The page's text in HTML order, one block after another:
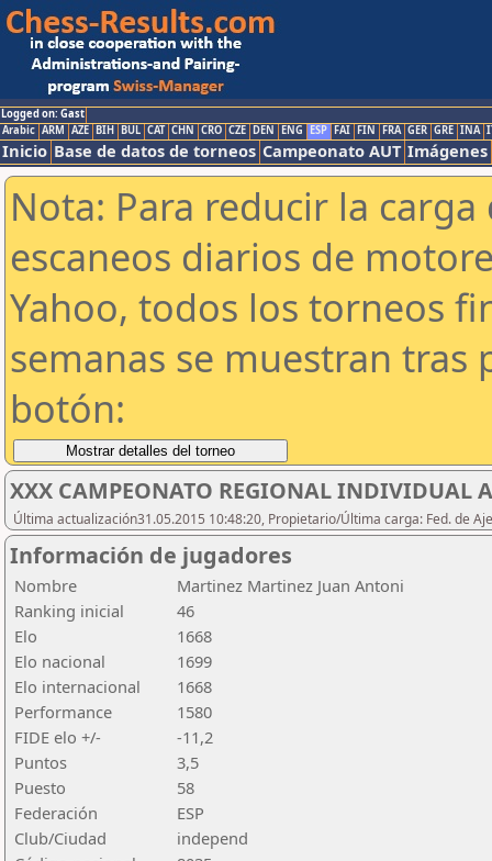
Logged on: Gast
Arabic ARM AZE BIH BUL CAT CHN CRO CZE DEN ENG ESP FAI FIN FRA GER GRE INA
Inicio Base de datos de torneos Campeonato AUT Imágenes
Nota: Para reducir la
escaneos diarios de
Yahoo, todos los torneos
semanas se muestran tras
botón:
XXX CAMPEONATO REGIONAL INDIVIDUAL
Última actualización31.05.2015 10:48:20, Propietario/Última carga: Fed. de
Información de jugadores
Nombre
Martinez Martinez Juan Antoni
Ranking inicial
46
Elo
1668
Elo nacional
1699
Elo internacional
1668
Performance
1580
FIDE elo +/-
-11,2
Puntos
3,5
Puesto
58
Federación
ESP
Club/Ciudad
independ